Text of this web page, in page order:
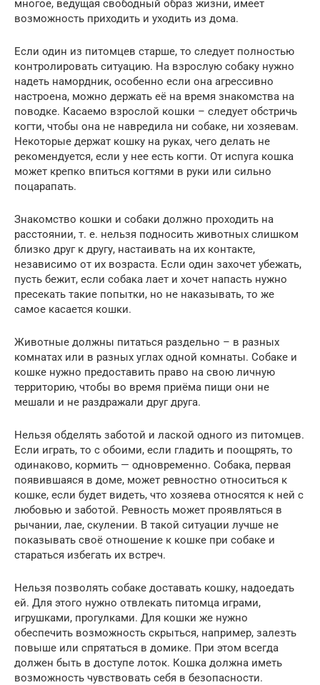
многое, ведущая свободный образ жизни, имеет
возможность приходить и уходить из дома.
Если один из питомцев старше, то следует полностью
контролировать ситуацию. На взрослую собаку нужно
надеть намордник, особенно если она агрессивно
настроена, можно держать её на время знакомства на
поводке. Касаемо взрослой кошки – следует обстричь
когти, чтобы она не навредила ни собаке, ни хозяевам.
Некоторые держат кошку на руках, чего делать не
рекомендуется, если у нее есть когти. От испуга кошка
может крепко впиться когтями в руки или сильно
поцарапать.
Знакомство кошки и собаки должно проходить на
расстоянии, т. е. нельзя подносить животных слишком
близко друг к другу, настаивать на их контакте,
независимо от их возраста. Если один захочет убежать,
пусть бежит, если собака лает и хочет напасть нужно
пресекать такие попытки, но не наказывать, то же
самое касается кошки.
Животные должны питаться раздельно – в разных
комнатах или в разных углах одной комнаты. Собаке и
кошке нужно предоставить право на свою личную
территорию, чтобы во время приёма пищи они не
мешали и не раздражали друг друга.
Нельзя обделять заботой и лаской одного из питомцев.
Если играть, то с обоими, если гладить и поощрять, то
одинаково, кормить — одновременно. Собака, первая
появившаяся в доме, может ревностно относиться к
кошке, если будет видеть, что хозяева относятся к ней с
любовью и заботой. Ревность может проявляться в
рычании, лае, скулении. В такой ситуации лучше не
показывать своё отношение к кошке при собаке и
стараться избегать их встреч.
Нельзя позволять собаке доставать кошку, надоедать
ей. Для этого нужно отвлекать питомца играми,
игрушками, прогулками. Для кошки же нужно
обеспечить возможность скрыться, например, залезть
повыше или спрятаться в домике. При этом всегда
должен быть в доступе лоток. Кошка должна иметь
возможность чувствовать себя в безопасности.